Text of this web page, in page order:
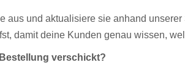
aus und aktualisiere sie anhand
damit deine Kunden genau wissen,
verschickt?